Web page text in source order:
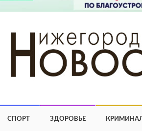
СПОРТ ЗДОРОВЬЕ КРИМИНАЛ